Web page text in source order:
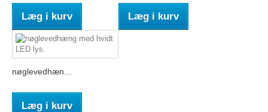
Læg i kurv Læg i kurv
nøglevedhæn...
Læg i kurv